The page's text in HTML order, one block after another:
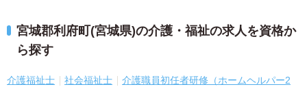
宮城郡利府町(宮城県)の介護・福祉の求人を資格か
ら探す
介護福祉士 社会福祉士
介護職員初任者研修（ホームヘルパー2